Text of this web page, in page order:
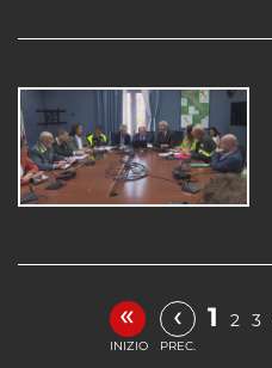
«
INIZIO
‹
PREC.
1 2 3